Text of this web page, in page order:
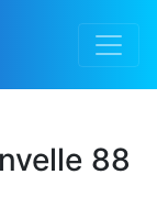
88